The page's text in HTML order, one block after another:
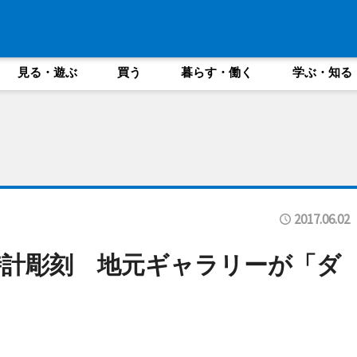
見る・遊ぶ 買う 暮らす・働く 学ぶ・知る
2017.06.02
彫刻 地元ギャラリーが「ダ